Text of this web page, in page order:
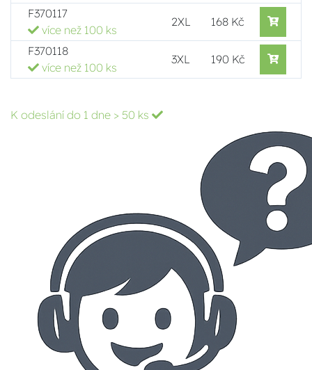
F370117
více než 100 ks
2XL 168 Kč
F370118
více než 100 ks
3XL 190 Kč
K odeslání do 1 dne > 50 ks